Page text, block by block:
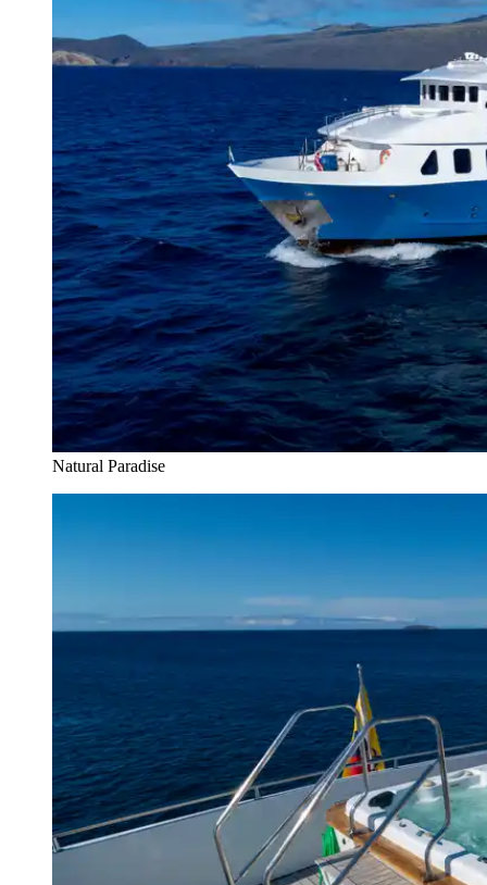
Natural Paradise